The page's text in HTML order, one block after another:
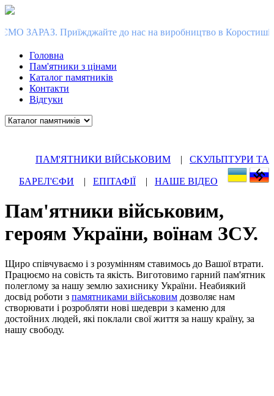
до нас на виробництво в Коростишів, зробіть
Головна
Пам'ятники з цінами
Каталог памятників
Контакти
Відгуки
ПАМ'ЯТНИКИ ВІЙСЬКОВИМ | СКУЛЬПТУРИ ТА
БАРЕЛ'ЄФИ | ЕПІТАФІЇ | НАШЕ ВІДЕО
Пам'ятники військовим,
героям України, воїнам ЗСУ.
Щиро співчуваємо і з розумінням ставимось до Вашої втрати.
Працюємо на совість та якість. Виготовимо гарний пам'ятник
полеглому за нашу землю захиснику України. Неабиякий
досвід роботи з памятниками військовим дозволяє нам
створювати і розробляти нові шедеври з каменю для
достойних людей, які поклали свої життя за нашу країну, за
нашу свободу.